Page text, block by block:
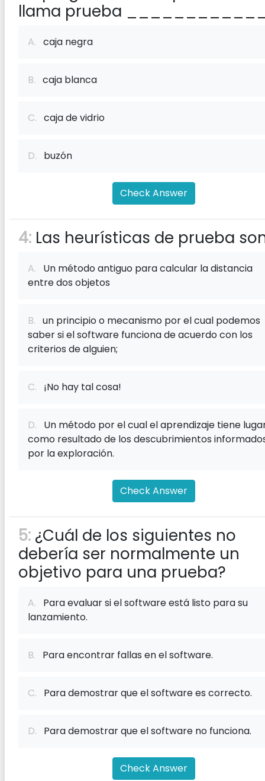
llama prueba
A. caja negra
B. caja blanca
C. caja de vidrio
D. buzón
Check Answer
4: Las heurísticas de prueba
A. Un método antiguo para calcular la distancia
entre dos objetos
B. un principio o mecanismo por el cual podemos
saber si el software funciona de acuerdo con los
criterios de alguien;
C. ¡No hay tal cosa!
D. Un método por el cual el aprendizaje tiene
como resultado de los descubrimientos
por la exploración.
Check Answer
5: ¿Cuál de los siguientes no
debería ser normalmente un
objetivo para una prueba?
A. Para evaluar si el software está listo para su
lanzamiento.
B. Para encontrar fallas en el software.
C. Para demostrar que el software es correcto.
D. Para demostrar que el software no funciona.
Check Answer